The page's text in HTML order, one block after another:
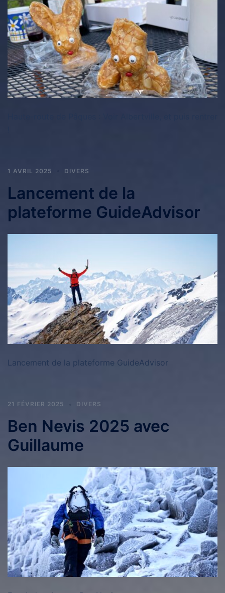
1 AVRIL 2025 DIVERS
Lancement de la
plateforme GuideAdvisor
Lancement de la plateforme GuideAdvisor
21 FÉVRIER 2025 DIVERS
Ben Nevis 2025 avec
Guillaume